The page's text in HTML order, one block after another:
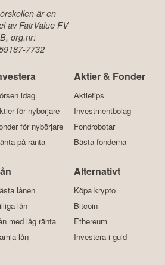
är en
av FairValue FV
org.nr:
7732
idag
för nybörjare
för nybörjare
på ränta
Aktier & Fonder
Aktietips
Investmentbolag
Fondrobotar
Bästa fonderna
lånen
lån
med låg ränta
lån
Alternativt
Köpa krypto
Bitcoin
Ethereum
Investera i guld